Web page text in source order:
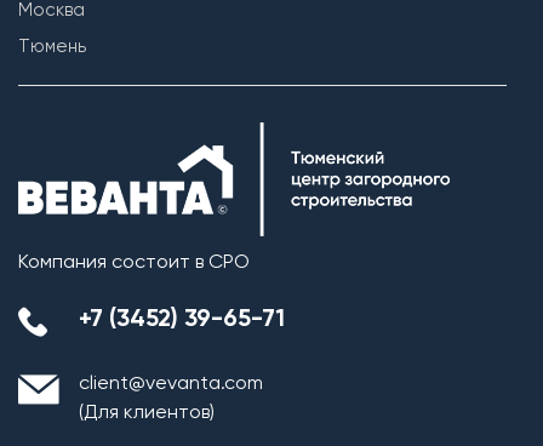
Москва
Тюмень
Компания состоит в СРО
+7 (3452) 39-65-71
client@vevanta.com
(Для клиентов)